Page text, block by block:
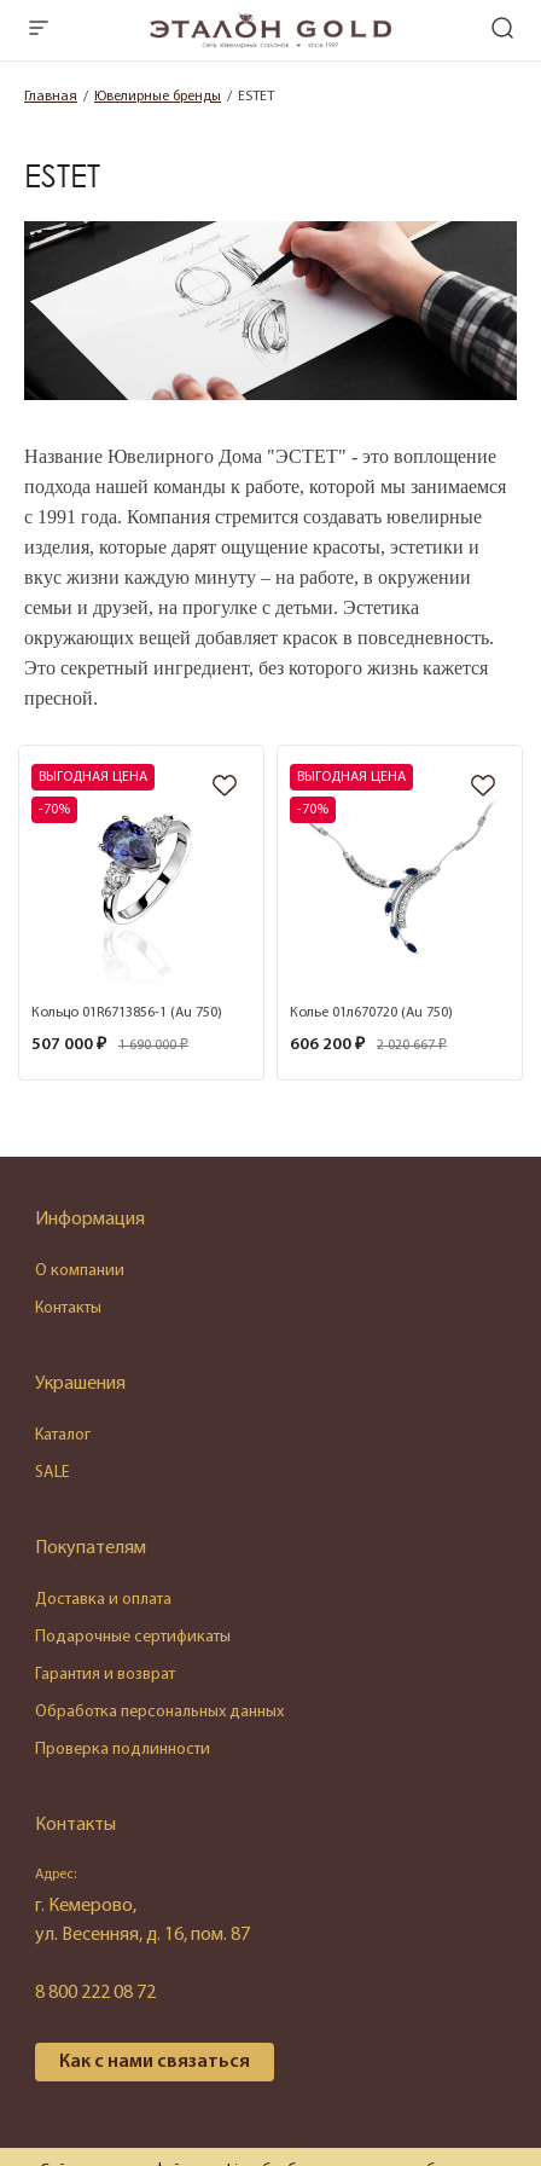
Главная Ювелирные бренды ESTET
ESTET
Название Ювелирного Дома "ЭСТЕТ" - это воплощение
подхода нашей команды к работе, которой мы занимаемся
с 1991 года. Компания стремится создавать ювелирные
изделия, которые дарят ощущение красоты, эстетики и
вкус жизни каждую минуту – на работе, в окружении
семьи и друзей, на прогулке с детьми. Эстетика
окружающих вещей добавляет красок в повседневность.
Это секретный ингредиент, без которого жизнь кажется
пресной.
ВЫГОДНАЯ ЦЕНА
-70%
Кольцо 01R6713856-1 (Au 750)
507 000 ₽ 1 690 000 ₽
ВЫГОДНАЯ ЦЕНА
-70%
Колье 01л670720 (Au 750)
606 200 ₽ 2 020 667 ₽
Информация
О компании
Контакты
Украшения
Каталог
SALE
Покупателям
Доставка и оплата
Подарочные сертификаты
Гарантия и возврат
Обработка персональных данных
Проверка подлинности
Контакты
Адрес:
г. Кемерово,
ул. Весенняя, д. 16, пом. 87
8 800 222 08 72
Как с нами связаться
© 2026 ООО "Эгида"